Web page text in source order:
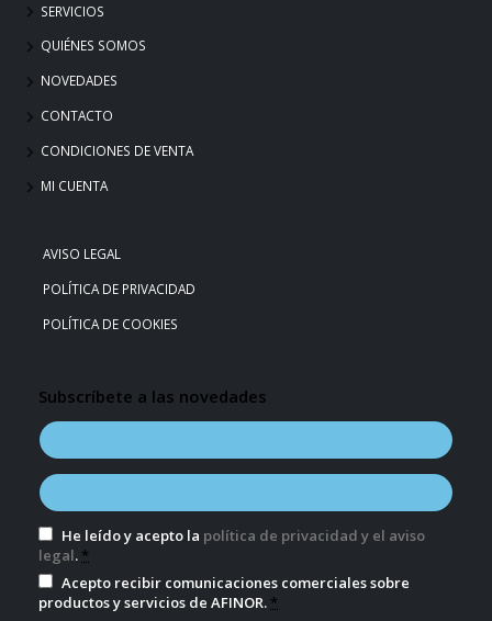
SERVICIOS
QUIÉNES SOMOS
NOVEDADES
CONTACTO
CONDICIONES DE VENTA
MI CUENTA
AVISO LEGAL
POLÍTICA DE PRIVACIDAD
POLÍTICA DE COOKIES
Subscríbete a las novedades
He leído y acepto la política de privacidad y el aviso
legal. *
Acepto recibir comunicaciones comerciales sobre
productos y servicios de AFINOR. *